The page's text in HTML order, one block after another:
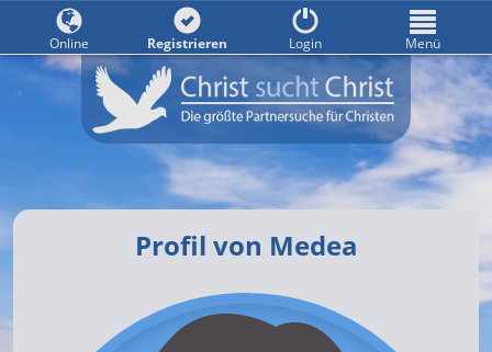
Profil von Medea
Online Registrieren Login Menü